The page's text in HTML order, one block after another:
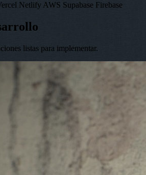
Netlify AWS Supabase Firebase
listas para implementar.